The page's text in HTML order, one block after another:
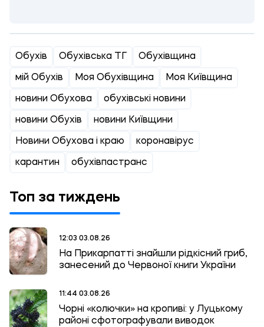
Обухів Обухівська ТГ Обухівщина
мій Обухів Моя Обухівщина Моя Київщина
новини Обухова обухівські новини
новини Обухів новини Київщини
Новини Обухова і краю коронавірус
карантин обухівпастранс
Топ за тиждень
12:03 03.08.26
На Прикарпатті знайшли рідкісний гриб,
занесений до Червоної книги України
11:44 03.08.26
Чорні «колючки» на кропиві: у Луцькому
районі сфотографували виводок